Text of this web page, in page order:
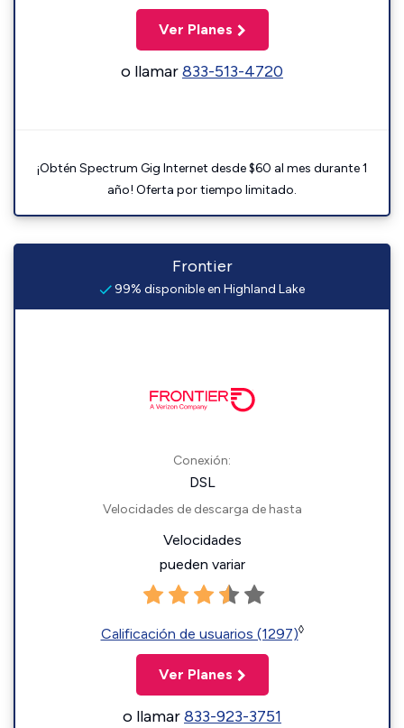
Ver Planes
o llamar833-513-4720
¡Obtén Spectrum Gig Internet desde $60 al mes durante 1
año! Oferta por tiempo limitado.
Frontier
99% disponible en Highland Lake
Conexión:
DSL
Velocidades de descarga de hasta
Velocidades
pueden variar
Calificación de usuarios (1297)◊
Ver Planes
o llamar833-923-3751